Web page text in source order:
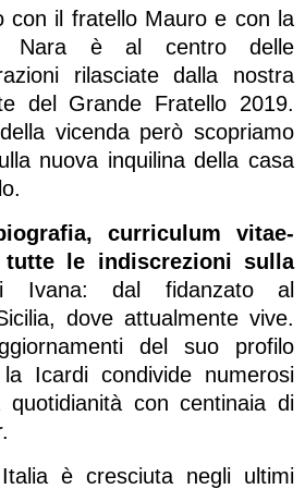
con il fratello Mauro e con la
Nara è al centro delle
rilasciate dalla nostra
del Grande Fratello 2019.
vicenda però scopriamo
nuova inquilina della casa
curriculum vitae-
tutte le indiscrezioni sulla
dal fidanzato al
dove attualmente vive.
del suo profilo
Icardi condivide numerosi
con centinaia di
è cresciuta negli ultimi